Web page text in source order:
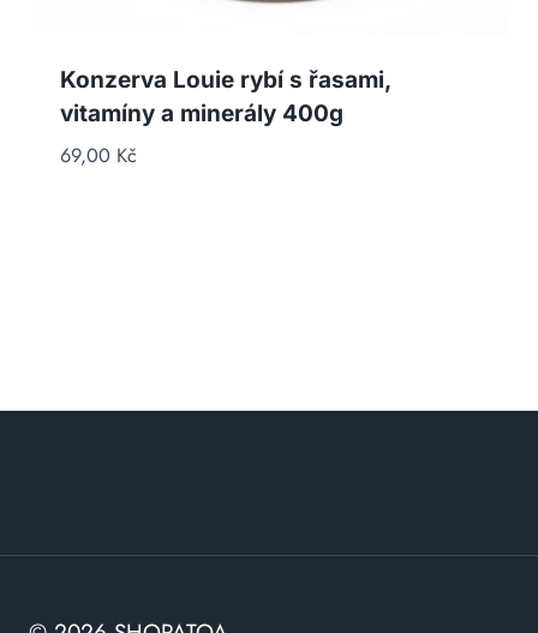
Konzerva Louie rybí s řasami,
vitamíny a minerály 400g
69,00 Kč